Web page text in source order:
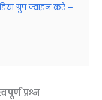
ग्रुप ज्वाइन करें –
प्रश्न